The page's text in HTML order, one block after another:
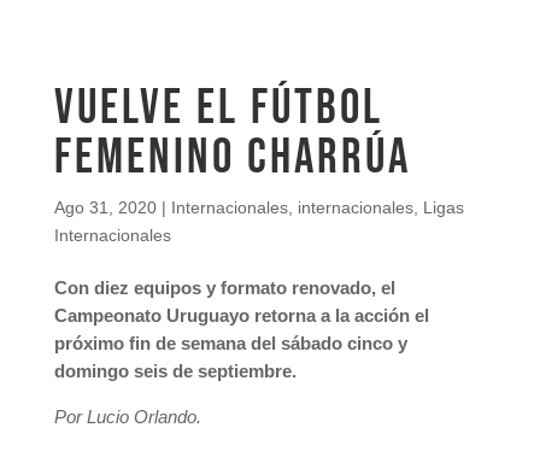
Vuelve el fútbol
femenino charrúa
Ago 31, 2020| Internacionales, internacionales, Ligas
Internacionales
Con diez equipos y formato renovado, el
Campeonato Uruguayo retorna a la acción el
próximo fin de semana del sábado cinco y
domingo seis de septiembre.
Por Lucio Orlando.